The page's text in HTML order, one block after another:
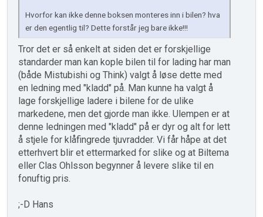
Hvorfor kan ikke denne boksen monteres inn i bilen? hva
er den egentlig til? Dette forstår jeg bare ikke!!!
Tror det er så enkelt at siden det er forskjellige
standarder man kan kople bilen til for lading har man
(både Mistubishi og Think) valgt å løse dette med
en ledning med "kladd" på. Man kunne ha valgt å
lage forskjellige ladere i bilene for de ulike
markedene, men det gjorde man ikke. Ulempen er at
denne ledningen med "kladd" på er dyr og alt for lett
å stjele for klåfingrede tjuvradder. Vi får håpe at det
etterhvert blir et ettermarked for slike og at Biltema
eller Clas Ohlsson begynner å levere slike til en
fonuftig pris.
;-D Hans